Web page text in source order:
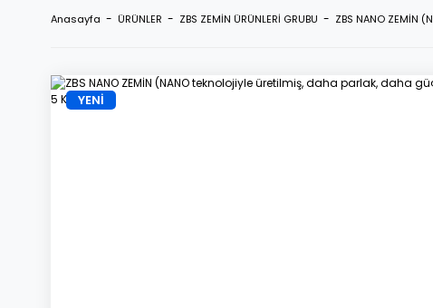
Anasayfa ÜRÜNLER ZBS ZEMİN ÜRÜNLERİ GRUBU ZBS NANO ZEMİN
YENİ